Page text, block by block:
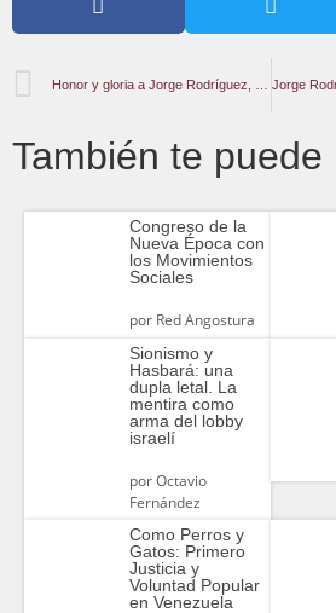
También te puede
Congreso de la
Nueva Época con
los Movimientos
Sociales
porRed Angostura
Sionismo y
Hasbará: una
dupla letal. La
mentira como
arma del lobby
israelí
porOctavio
Fernández
Como Perros y
Gatos: Primero
Justicia y
Voluntad Popular
en Venezuela